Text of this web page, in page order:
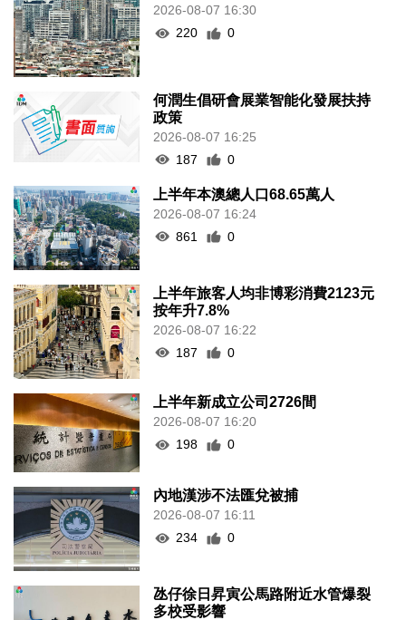
2026-08-07 16:30
220
0
何潤生倡研會展業智能化發展扶持
政策
2026-08-07 16:25
187
0
上半年本澳總人口68.65萬人
2026-08-07 16:24
861
0
上半年旅客人均非博彩消費2123元
按年升7.8%
2026-08-07 16:22
187
0
上半年新成立公司2726間
2026-08-07 16:20
198
0
內地漢涉不法匯兌被捕
2026-08-07 16:11
234
0
氹仔徐日昇寅公馬路附近水管爆裂
多校受影響